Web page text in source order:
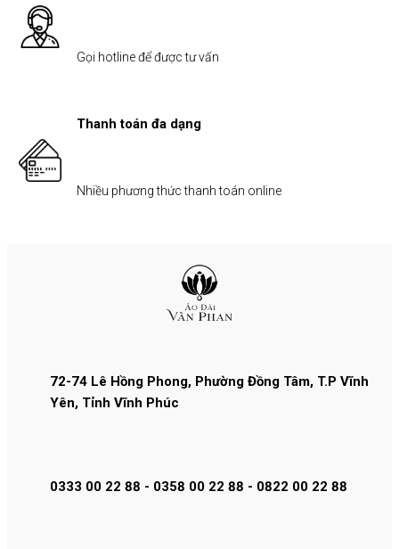
Gọi hotline để được tư vấn
Thanh toán đa dạng
Nhiều phương thức thanh toán online
72-74 Lê Hồng Phong, Phường Đồng Tâm, T.P Vĩnh
Yên, Tỉnh Vĩnh Phúc
0333 00 22 88 - 0358 00 22 88 - 0822 00 22 88